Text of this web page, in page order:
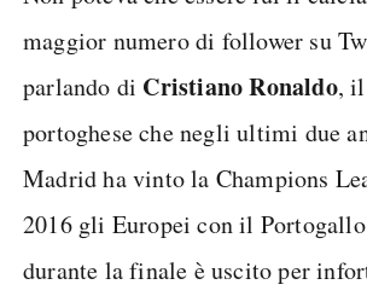
maggior numero di follower su
parlando di Cristiano Ronaldo, il
portoghese che negli ultimi due
Madrid ha vinto la Champions
2016 gli Europei con il Portogallo
durante la finale è uscito per